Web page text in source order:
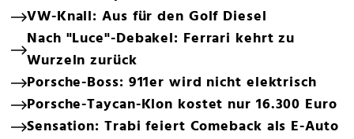
VW-Knall: Aus für den Golf Diesel
Nach "Luce"-Debakel: Ferrari kehrt zu
Wurzeln zurück
Porsche-Boss: 911er wird nicht elektrisch
Porsche-Taycan-Klon kostet nur 16.300 Euro
Sensation: Trabi feiert Comeback als E-Auto